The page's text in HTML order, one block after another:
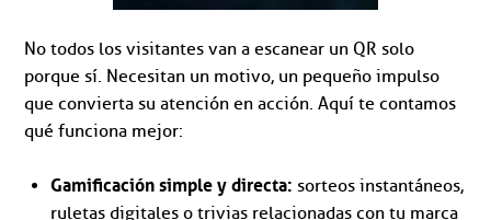
No todos los visitantes van a escanear un QR solo
porque sí. Necesitan un motivo, un pequeño impulso
que convierta su atención en acción. Aquí te contamos
qué funciona mejor:
Gamificación simple y directa: sorteos instantáneos,
ruletas digitales o trivias relacionadas con tu marca